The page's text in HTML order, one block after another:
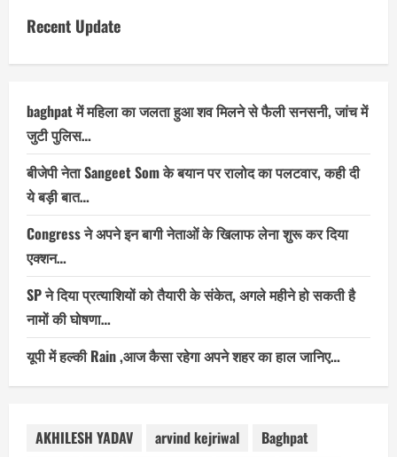
Recent Update
baghpat में महिला का जलता हुआ शव मिलने से फैली सनसनी, जांच में
जुटी पुलिस…
बीजेपी नेता Sangeet Som के बयान पर रालोद का पलटवार, कही दी
ये बड़ी बात…
Congress ने अपने इन बागी नेताओं के खिलाफ लेना शुरू कर दिया
एक्शन…
SP ने दिया प्रत्याशियों को तैयारी के संकेत, अगले महीने हो सकती है
नामों की घोषणा…
यूपी में हल्की Rain ,आज कैसा रहेगा अपने शहर का हाल जानिए…
AKHILESH YADAV arvind kejriwal
Baghpat